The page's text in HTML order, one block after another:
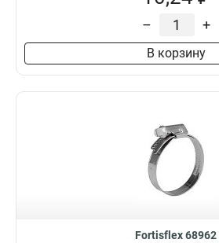
– +
В корзину
Fortisflex 68962